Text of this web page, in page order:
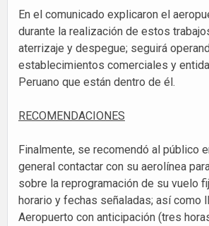
En el comunicado explicaron el
durante la realización de estos
aterrizaje y despegue; seguirá
establecimientos comerciales y
Peruano que están dentro de él.
RECOMENDACIONES
Finalmente, se recomendó al público
general contactar con su aerolínea
sobre la reprogramación de su vuelo
horario y fechas señaladas; así como
Aeropuerto con anticipación (tres